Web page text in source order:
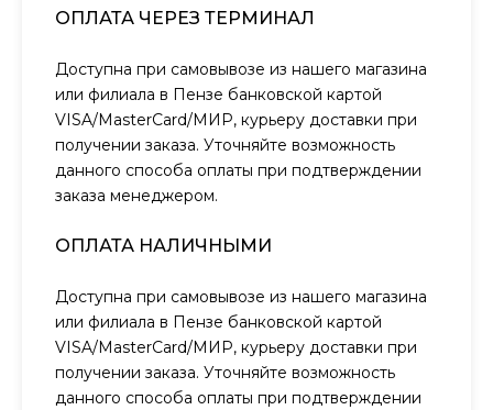
ОПЛАТА ЧЕРЕЗ ТЕРМИНАЛ
Доступна при самовывозе из нашего магазина
или филиала в Пензе банковской картой
VISA/MasterCard/МИР, курьеру доставки при
получении заказа. Уточняйте возможность
данного способа оплаты при подтверждении
заказа менеджером.
ОПЛАТА НАЛИЧНЫМИ
Доступна при самовывозе из нашего магазина
или филиала в Пензе банковской картой
VISA/MasterCard/МИР, курьеру доставки при
получении заказа. Уточняйте возможность
данного способа оплаты при подтверждении